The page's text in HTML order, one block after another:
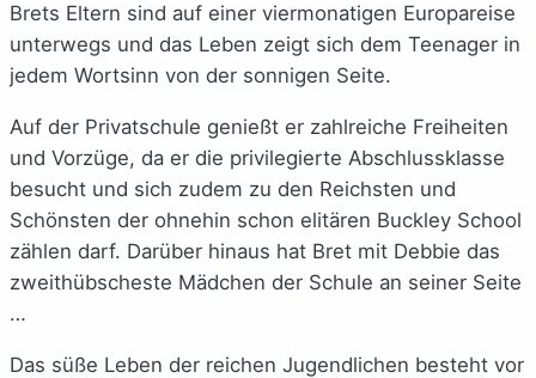
Brets Eltern sind auf einer viermonatigen Europareise
unterwegs und das Leben zeigt sich dem Teenager in
jedem Wortsinn von der sonnigen Seite.
Auf der Privatschule genießt er zahlreiche Freiheiten
und Vorzüge, da er die privilegierte Abschlussklasse
besucht und sich zudem zu den Reichsten und
Schönsten der ohnehin schon elitären Buckley School
zählen darf. Darüber hinaus hat Bret mit Debbie das
zweithübscheste Mädchen der Schule an seiner Seite
…
Das süße Leben der reichen Jugendlichen besteht vor